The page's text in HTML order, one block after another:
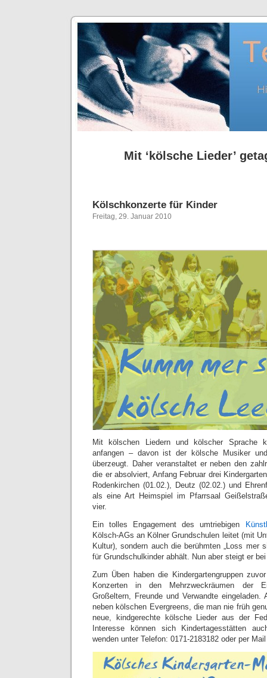
Mit ‘kölsche Lieder’
Kölschkonzerte für Kinder
Freitag, 29. Januar 2010
Mit kölschen Liedern und kölscher Sprache
anfangen – davon ist der kölsche Musiker
überzeugt. Daher veranstaltet er neben den
die er absolviert, Anfang Februar drei
Rodenkirchen (01.02.), Deutz (02.02.) und
als eine Art Heimspiel im Pfarrsaal
vier.
Ein tolles Engagement des umtriebigen
Kölsch-AGs an Kölner Grundschulen leitet (mit
Kultur), sondern auch die berühmten „Loss mer
für Grundschulkinder abhält. Nun aber steigt er
Zum Üben haben die Kindergartengruppen
Konzerten in den Mehrzweckräumen der
Großeltern, Freunde und Verwandte eingeladen.
neben kölschen Evergreens, die man nie früh
neue, kindgerechte kölsche Lieder aus der
Interesse können sich Kindertagesstätten
wenden unter Telefon: 0171-2183182 oder per